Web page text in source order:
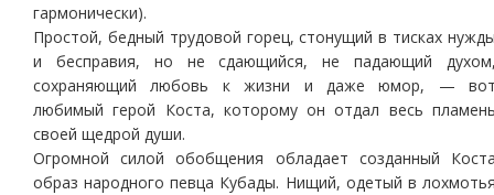
гармонически).
Простой, бедный трудовой горец, стонущий в тисках
и бесправия, но не сдающийся, не падающий
сохраняющий любовь к жизни и даже юмор, —
любимый герой Коста, которому он отдал весь
своей щедрой души.
Огромной силой обобщения обладает созданный
образ народного певца Кубады. Нищий, одетый в